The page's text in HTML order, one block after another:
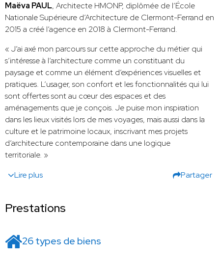
Maëva PAUL, Architecte HMONP, diplômée de l’École
Nationale Supérieure d’Architecture de Clermont-Ferrand en
2015 a créé l’agence en 2018 à Clermont-Ferrand.
« J’ai axé mon parcours sur cette approche du métier qui
s’intéresse à l’architecture comme un constituant du
paysage et comme un élément d’expériences visuelles et
pratiques. L’usager, son confort et les fonctionnalités qui lui
sont offertes sont au cœur des espaces et des
aménagements que je conçois. Je puise mon inspiration
dans les lieux visités lors de mes voyages, mais aussi dans la
culture et le patrimoine locaux, inscrivant mes projets
d’architecture contemporaine dans une logique
territoriale. »
Lire plus
Partager
Prestations
26 types de biens